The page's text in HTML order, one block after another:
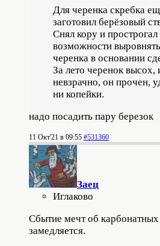
Для черенка скребка
заготовил берёзовый
Снял кору и прострогал
возможности
черенка в основании
За лето черенок высох,
невзрачно, он прочен,
ни копейки.
надо посадить пару березок
11 Окт'21 в 09:55 #531360
Заец
Иглаково
Сбытие мечт об карбонатных
замедляется.